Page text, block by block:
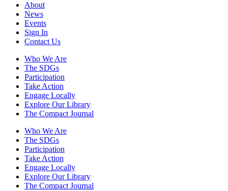
About
News
Events
Sign In
Contact Us
Who We Are
The SDGs
Participation
Take Action
Engage Locally
Explore Our Library
The Compact Journal
Who We Are
The SDGs
Participation
Take Action
Engage Locally
Explore Our Library
The Compact Journal